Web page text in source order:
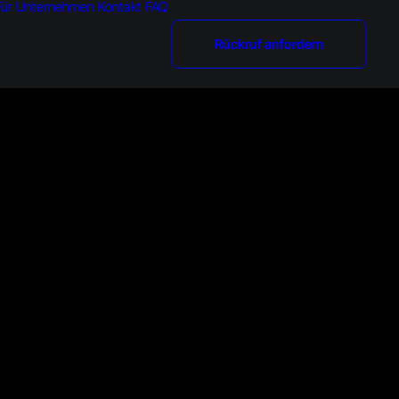
Unternehmen Kontakt FAQ
Rückruf anfordern